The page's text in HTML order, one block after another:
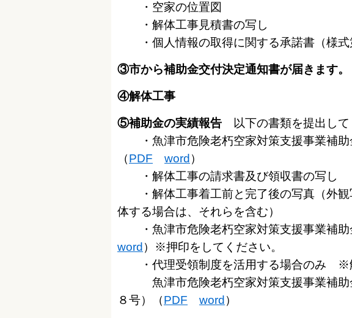
・ 空家の位置図
・ 解体工事見積書の写し
・個人情報の取得に関する承諾書（様式
③市から補助金交付決定通知書が届きます。
④解体工事
⑤補助金の実績報告 以下の書類を提出して
・魚津市危険老朽空家対策支援事業補助
（PDF word ）
・ 解体工事の請求書及び領収書の写し
・ 解体工事着工前と完了後の写真 （外
体する場合は、それらを含む）
・魚津市危険老朽空家対策支援事業補助
word ）※押印をしてください。
・代理受領制度を活用する場合のみ ※解
魚津市危険老朽空家対策支援事業補助
８号）
（PDF word ）